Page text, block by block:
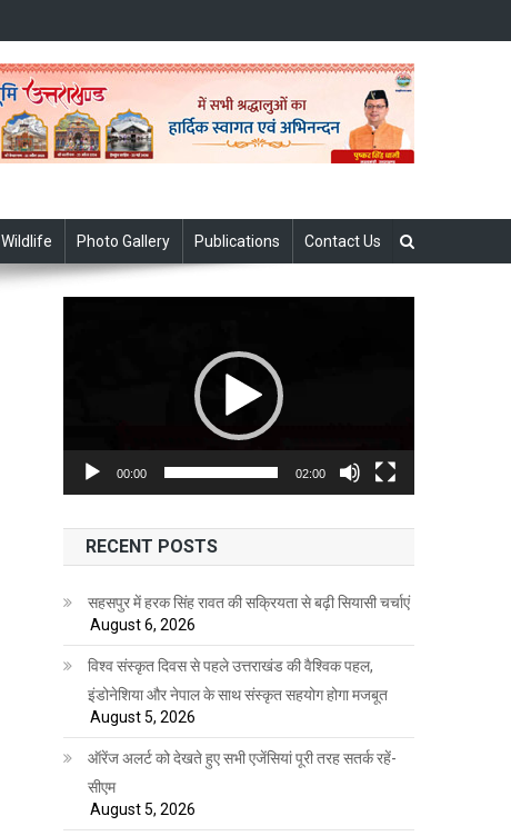
Wildlife Photo Gallery Publications Contact Us
00:00 02:00
RECENT POSTS
सहसपुर में हरक सिंह रावत की सक्रियता से बढ़ी सियासी चर्चाएं
August 6, 2026
विश्व संस्कृत दिवस से पहले उत्तराखंड की वैश्विक पहल,
इंडोनेशिया और नेपाल के साथ संस्कृत सहयोग होगा मजबूत
August 5, 2026
ऑरेंज अलर्ट को देखते हुए सभी एजेंसियां पूरी तरह सतर्क रहें-
सीएम
August 5, 2026